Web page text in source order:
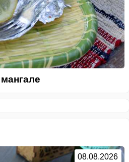
08.08.2026